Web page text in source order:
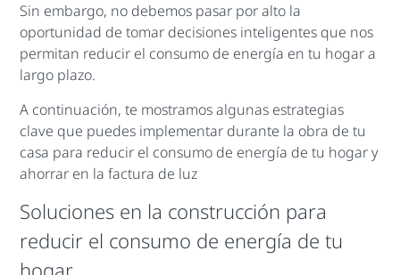
Sin embargo, no debemos pasar por alto la
oportunidad de tomar decisiones inteligentes que nos
permitan reducir el consumo de energía en tu hogar a
largo plazo.
A continuación, te mostramos algunas estrategias
clave que puedes implementar durante la obra de tu
casa para reducir el consumo de energía de tu hogar y
ahorrar en la factura de luz
Soluciones en la construcción para
reducir el consumo de energía de tu
hogar